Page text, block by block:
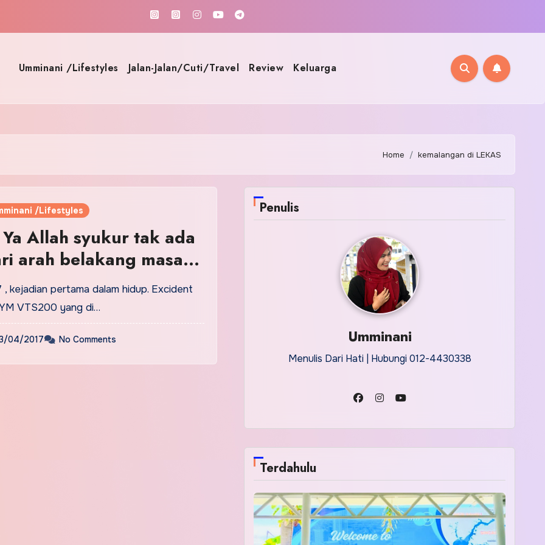
Umminani /Lifestyles Jalan-Jalan/Cuti/Travel Review Keluarga
Home kemalangan di LEKAS
/Lifestyles
Allah syukur tak ada
arah belakang masa
kejadian pertama dalam hidup. Excident
VTS200 yang di…
04/2017 No Comments
Penulis
Umminani
Menulis Dari Hati | Hubungi 012-4430338
Terdahulu